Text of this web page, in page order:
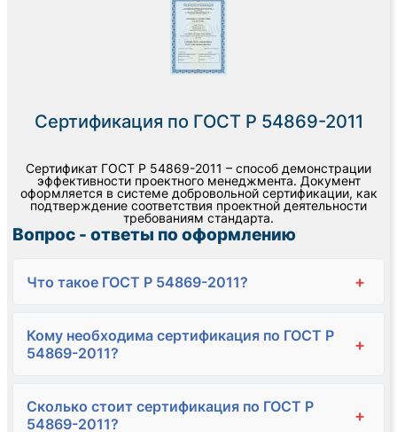
Сертификация по ГОСТ Р 54869-2011
Сертификат ГОСТ Р 54869-2011 – способ демонстрации
эффективности проектного менеджмента. Документ
оформляется в системе добровольной сертификации, как
подтверждение соответствия проектной деятельности
требованиям стандарта.
Вопрос - ответы по оформлению
Что такое ГОСТ Р 54869-2011? +
Кому необходима сертификация по ГОСТ Р
54869-2011?
+
Сколько стоит сертификация по ГОСТ Р
54869-2011?
+